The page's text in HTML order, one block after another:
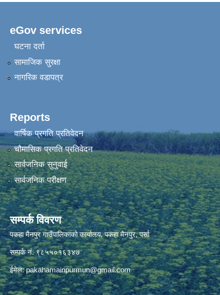
eGov services
घटना दर्ता
सामाजिक सुरक्षा
नागरिक वडापत्र
Reports
वार्षिक प्रगति प्रतिवेदन
चौमासिक प्रगति प्रतिवेदन
सार्वजनिक सुनुवाई
सार्वजनिक परीक्षण
सम्पर्क विवरण
पकहा मैनपुर गाउँपालिकाको कार्यालय, पकहा मैनपुर, पर्सा
सम्पर्क नं. ९८५५०१६३४७
ईमेल:pakahamainpurmun@gmail.com